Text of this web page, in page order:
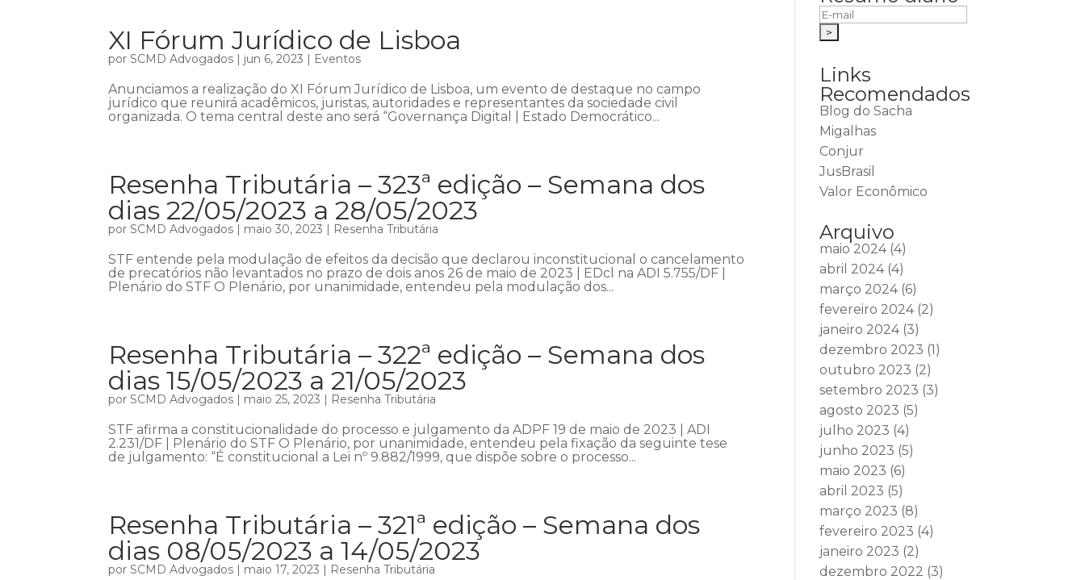
XI Fórum Jurídico de Lisboa
porSCMD Advogados | jun 6, 2023 | Eventos
Anunciamos a realização do XI Fórum Jurídico de Lisboa, um evento de destaque no campo
jurídico que reunirá acadêmicos, juristas, autoridades e representantes da sociedade civil
organizada. O tema central deste ano será “Governança Digital | Estado Democrático...
Resenha Tributária – 323ª edição – Semana dos
dias 22/05/2023 a 28/05/2023
porSCMD Advogados | maio 30, 2023 | Resenha Tributária
STF entende pela modulação de efeitos da decisão que declarou inconstitucional o cancelamento
de precatórios não levantados no prazo de dois anos 26 de maio de 2023 | EDcl na ADI 5.755/DF |
Plenário do STF O Plenário, por unanimidade, entendeu pela modulação dos...
Resenha Tributária – 322ª edição – Semana dos
dias 15/05/2023 a 21/05/2023
porSCMD Advogados | maio 25, 2023 | Resenha Tributária
STF afirma a constitucionalidade do processo e julgamento da ADPF 19 de maio de 2023 | ADI
2.231/DF | Plenário do STF O Plenário, por unanimidade, entendeu pela fixação da seguinte tese
de julgamento: “É constitucional a Lei nº 9.882/1999, que dispõe sobre o processo...
Resenha Tributária – 321ª edição – Semana dos
dias 08/05/2023 a 14/05/2023
porSCMD Advogados | maio 17, 2023 | Resenha Tributária
Links
Recomendados
Blog do Sacha
Migalhas
Conjur
JusBrasil
Valor Econômico
Arquivo
maio 2024(4)
abril 2024(4)
março 2024(6)
fevereiro 2024(2)
janeiro 2024(3)
dezembro 2023 (1)
outubro 2023 (2)
setembro 2023 (3)
agosto 2023 (5)
julho 2023 (4)
junho 2023 (5)
maio 2023 (6)
abril 2023 (5)
março 2023 (8)
fevereiro 2023 (4)
janeiro 2023 (2)
dezembro 2022 (3)